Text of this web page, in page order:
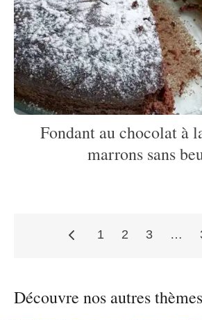
Fondant au chocolat à
marrons sans
Pagination
des
1 2 3 …
Découvre nos autres thèmes